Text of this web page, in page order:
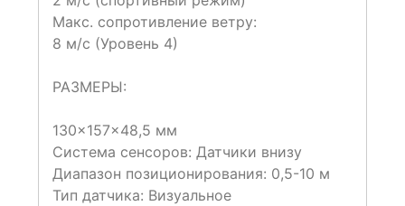
Макс. сопротивление ветру:
8 м/с (Уровень 4)
РАЗМЕРЫ:
130×157×48,5 мм
Система сенсоров: Датчики внизу
Диапазон позиционирования: 0,5-10 м
Тип датчика: Визуальное